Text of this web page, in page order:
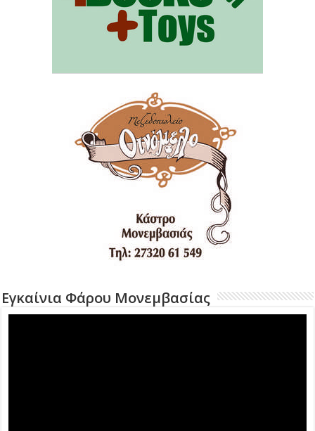
Εγκαίνια Φάρου Μονεμβασίας